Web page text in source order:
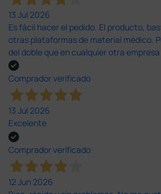
13 Jul 2026
Es fácil hacer el pedido. El producto,
otras plataformas de material médico.
del doble que en cualquier otra
Comprador verificado
13 Jul 2026
Excelente
Comprador verificado
12 Jun 2026